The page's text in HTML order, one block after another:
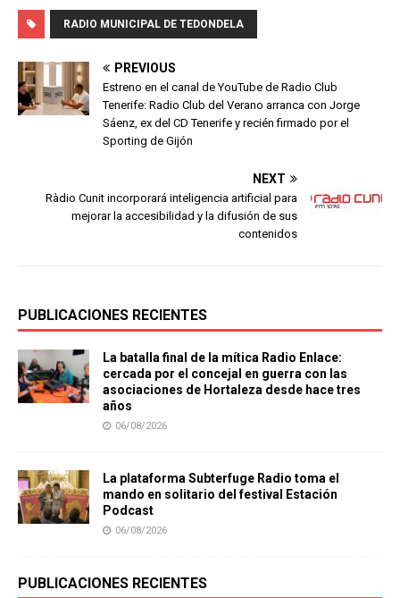
RADIO MUNICIPAL DE TEDONDELA
PREVIOUS
Estreno en el canal de YouTube de Radio Club
Tenerife: Radio Club del Verano arranca con Jorge
Sáenz, ex del CD Tenerife y recién firmado por el
Sporting de Gijón
NEXT
Ràdio Cunit incorporará inteligencia artificial para
mejorar la accesibilidad y la difusión de sus
contenidos
PUBLICACIONES RECIENTES
La batalla final de la mítica Radio Enlace:
cercada por el concejal en guerra con las
asociaciones de Hortaleza desde hace tres
años
06/08/2026
La plataforma Subterfuge Radio toma el
mando en solitario del festival Estación
Podcast
06/08/2026
PUBLICACIONES RECIENTES